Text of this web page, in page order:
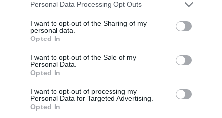
Personal Data Processing Opt Outs
I want to opt-out of the Sharing of my
personal data.
Opted In
I want to opt-out of the Sale of my
Personal Data.
Opted In
I want to opt-out of processing my
Personal Data for Targeted Advertising.
Opted In
A H5N1 kapcsán az első figyelmeztető jelek a
hirtelen megjelenő több emberi eset halmozódása
lehetne. Ehhez a vírusnak még bizonyos
változásokat fel kell szednie, mindenesetre a
szarvasmarhákban történő jelentős jelenlétük